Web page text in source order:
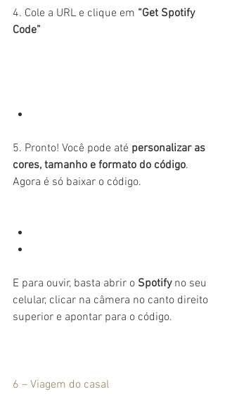
4. Cole a URL e clique em “Get Spotify
Code”
5. Pronto! Você pode até personalizar as
cores, tamanho e formato do código.
Agora é só baixar o código.
E para ouvir, basta abrir o Spotify no seu
celular, clicar na câmera no canto direito
superior e apontar para o código.
6 – Viagem do casal